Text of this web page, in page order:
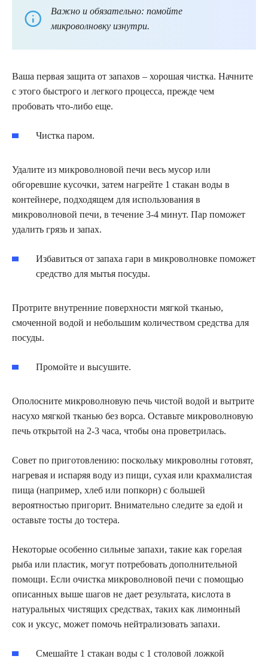
Важно и обязательно: помойте
микроволновку изнутри.
Ваша первая защита от запахов – хорошая чистка. Начните
с этого быстрого и легкого процесса, прежде чем
пробовать что-либо еще.
Чистка паром.
Удалите из микроволновой печи весь мусор или
обгоревшие кусочки, затем нагрейте 1 стакан воды в
контейнере, подходящем для использования в
микроволновой печи, в течение 3-4 минут. Пар поможет
удалить грязь и запах.
Избавиться от запаха гари в микроволновке поможет
средство для мытья посуды.
Протрите внутренние поверхности мягкой тканью,
смоченной водой и небольшим количеством средства для
посуды.
Промойте и высушите.
Ополосните микроволновую печь чистой водой и вытрите
насухо мягкой тканью без ворса. Оставьте микроволновую
печь открытой на 2-3 часа, чтобы она проветрилась.
Совет по приготовлению: поскольку микроволны готовят,
нагревая и испаряя воду из пищи, сухая или крахмалистая
пища (например, хлеб или попкорн) с большей
вероятностью пригорит. Внимательно следите за едой и
оставьте тосты до тостера.
Некоторые особенно сильные запахи, такие как горелая
рыба или пластик, могут потребовать дополнительной
помощи. Если очистка микроволновой печи с помощью
описанных выше шагов не дает результата, кислота в
натуральных чистящих средствах, таких как лимонный
сок и уксус, может помочь нейтрализовать запахи.
Смешайте 1 стакан воды с 1 столовой ложкой